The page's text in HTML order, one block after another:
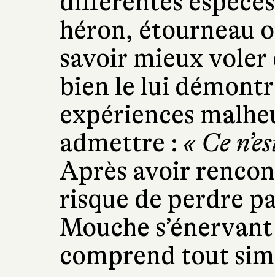
héron, étourneau
savoir mieux voler
bien le lui
expériences
admettre : « Ce
Après avoir
risque de perdre
Mouche
comprend tout